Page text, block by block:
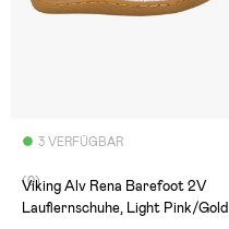
3 VERFÜGBAR
(0)
Viking Alv Rena Barefoot 2V
Lauflernschuhe, Light Pink/Gold